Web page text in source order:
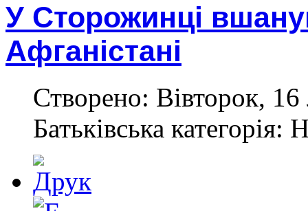
У Сторожинці
Афганістані
Створено: Вівторок,
Батьківська категорія: